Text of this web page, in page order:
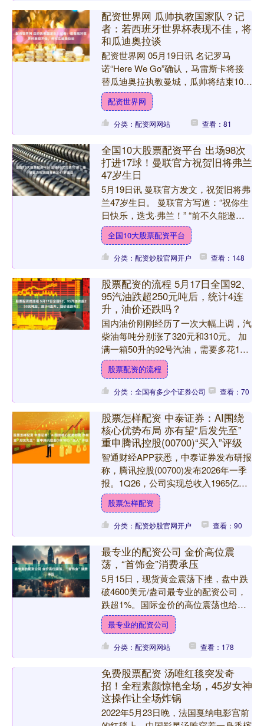
配资世界网 瓜帅执教国家队？记
者：若西班牙世界杯表现不佳，将
和瓜迪奥拉谈
配资世界网 05月19日讯 名记罗马
诺“Here We Go”确认，马雷斯卡将接
替瓜迪奥拉执教曼城，瓜帅将结束10年
曼城生涯。 记者Sébastien Vida....
配资世界网
分类：配资网网站 查看：81
全国10大股票配资平台 出场98次
打进17球！曼联官方祝贺旧将弗兰
47岁生日
5月19日讯 曼联官方发文，祝贺旧将弗
兰47岁生日。 曼联官方写道：“祝你生
日快乐，迭戈·弗兰！” “前不久能邀请
你重返老特拉福德球场，我们感到由衷
的高兴。” ....
全国10大股票配资平台
分类：配资炒股官网开户 查看：148
股票配资的流程 5月17日全国92、
95汽油跌超250元吨后，统计4连
升，油价还跌吗？
国内油价刚刚经历了一次大幅上调，汽
柴油每吨分别涨了320元和310元。 加
满一箱50升的92号汽油，需要多花13
块钱。 几天后，当车主们再次走进加
油站，发现价格....
股票配资的流程
分类：全国有多少个证券公司 查看：70
股票怎样配资 中泰证券：AI围绕
核心优势布局 亦有望“后发先至”
重申腾讯控股(00700)“买入”评级
智通财经APP获悉，中泰证券发布研报
称，腾讯控股(00700)发布2026年一季
报。1Q26，公司实现总收入1965亿
元，同增9%，环增1%；Non-IFRS
经....
股票怎样配资
分类：配资炒股官网开户 查看：90
最专业的配资公司 金价高位震
荡，“首饰金”消费承压
5月15日，现货黄金震荡下挫，盘中跌
破4600美元/盎司最专业的配资公司，
跌超1%。国际金价的高位震荡也给黄
金消费市场带来变动。同日，国内品牌
金饰单价有所下调，....
最专业的配资公司
分类：配资网网站 查看：178
免费股票配资 汤唯红毯突发奇
招！全程素颜惊艳全场，45岁女神
这操作让全场炸锅
2022年5月23日晚，法国戛纳电影宫前